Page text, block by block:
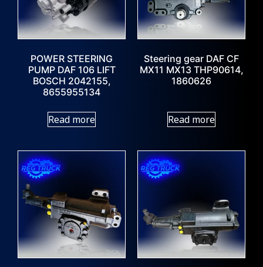
POWER STEERING
PUMP DAF 106 LIFT
BOSCH 2042155,
8655955134
Read more
Steering gear DAF CF
MX11 MX13 THP90614,
1860626
Read more